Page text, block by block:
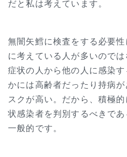
だと私は考えています。
無闇矢鱈に検査をする必要
に考えている人が多いので
症状の人から他の人に感染
かには高齢者だったり持病
スクが高い。だから、積極
状感染者を判別するべきで
一般的です。